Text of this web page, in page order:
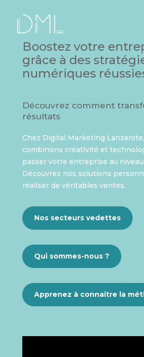
Boostez votre
grâce à des
numériques
Découvrez comment
résultats
Chez Digital Marketing
combinons créativité et
passer votre entreprise au
Découvrez nos solutions
réaliser de véritables ventes.
Nos secteurs vedettes
Qui sommes-nous ?
Apprenez à connaître la